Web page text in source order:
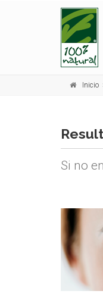
Inicio
Si no